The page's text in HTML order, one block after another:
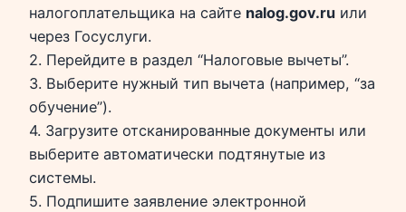
налогоплательщика на сайте nalog.gov.ru или
через Госуслуги.
2. Перейдите в раздел “Налоговые вычеты”.
3. Выберите нужный тип вычета (например, “за
обучение”).
4. Загрузите отсканированные документы или
выберите автоматически подтянутые из
системы.
5. Подпишите заявление электронной